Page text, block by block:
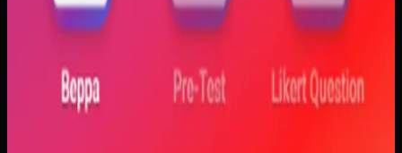
Mahasiswa sering kesulitan menghubungkan persamaan
matematis dengan perilaku fisik yang sebenarnya,
konsisten. Materi yang hanya tampil statis juga membuat
konsep perubahan fase dan perilaku sistem sulit
dibayangkan.